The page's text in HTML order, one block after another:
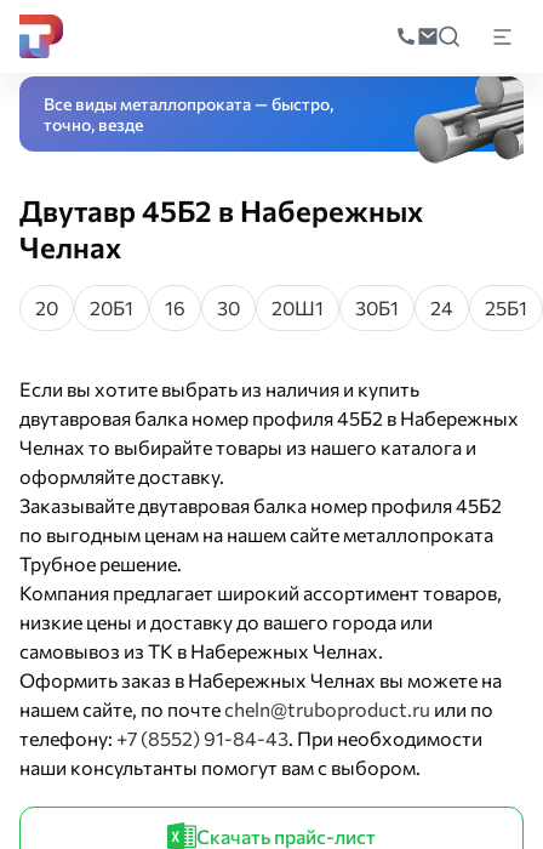
по
Главная Фасонный прокатДвутавровая
Все виды металлопроката — быстро,
точно, везде
Двутавр 45Б2 в Набережных
Челнах
20 20Б1 16 30 20Ш1 30Б1 24 25Б1
Если вы хотите выбрать из наличия и купить
двутавровая балка номер профиля 45Б2 в Набережных
Челнах то выбирайте товары из нашего каталога и
оформляйте доставку.
Заказывайте двутавровая балка номер профиля 45Б2
по выгодным ценам на нашем сайте металлопроката
Трубное решение.
Компания предлагает широкий ассортимент товаров,
низкие цены и доставку до вашего города или
самовывоз из ТК в Набережных Челнах.
Оформить заказ в Набережных Челнах вы можете на
нашем сайте, по почтеcheln@truboproduct.ru или по
телефону: +7 (8552) 91-84-43. При необходимости
наши консультанты помогут вам с выбором.
Скачать прайс-лист